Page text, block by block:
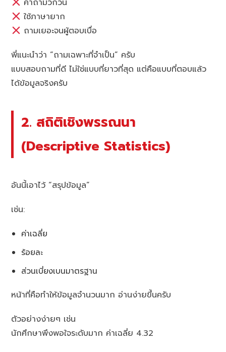
คำถามวกวน
ใช้ภาษายาก
ถามเยอะจนผู้ตอบเบื่อ
พี่แนะนำว่า “ถามเฉพาะที่จำเป็น” ครับ
แบบสอบถามที่ดี ไม่ใช่แบบที่ยาวที่สุด แต่คือแบบที่ตอบแล้ว
ได้ข้อมูลจริงครับ
2. สถิติเชิงพรรณนา
(Descriptive Statistics)
อันนี้เอาไว้ “สรุปข้อมูล”
เช่น:
ค่าเฉลี่ย
ร้อยละ
ส่วนเบี่ยงเบนมาตรฐาน
หน้าที่คือทำให้ข้อมูลจำนวนมาก อ่านง่ายขึ้นครับ
ตัวอย่างง่ายๆ เช่น
นักศึกษาพึงพอใจระดับมาก ค่าเฉลี่ย 4.32